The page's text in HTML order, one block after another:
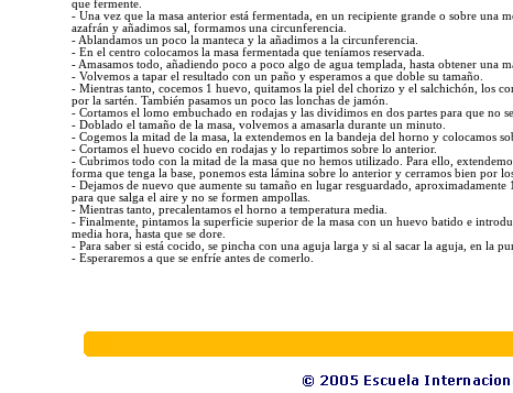
que fermente.
- Una vez que la masa anterior está fermentada, en un recipiente grande o sobre una
azafrán y añadimos sal, formamos una circunferencia.
- Ablandamos un poco la manteca y la añadimos a la circunferencia.
- En el centro colocamos la masa fermentada que teníamos reservada.
- Amasamos todo, añadiendo poco a poco algo de agua templada, hasta obtener una
- Volvemos a tapar el resultado con un paño y esperamos a que doble su tamaño.
- Mientras tanto, cocemos 1 huevo, quitamos la piel del chorizo y el salchichón, los
por la sartén. También pasamos un poco las lonchas de jamón.
- Cortamos el lomo embuchado en rodajas y las dividimos en dos partes para que no
- Doblado el tamaño de la masa, volvemos a amasarla durante un minuto.
- Cogemos la mitad de la masa, la extendemos en la bandeja del horno y colocamos
- Cortamos el huevo cocido en rodajas y lo repartimos sobre lo anterior.
- Cubrimos todo con la mitad de la masa que no hemos utilizado. Para ello,
forma que tenga la base, ponemos esta lámina sobre lo anterior y cerramos bien por
- Dejamos de nuevo que aumente su tamaño en lugar resguardado,
para que salga el aire y no se formen ampollas.
- Mientras tanto, precalentamos el horno a temperatura media.
- Finalmente, pintamos la superficie superior de la masa con un huevo batido e
media hora, hasta que se dore.
- Para saber si está cocido, se pincha con una aguja larga y si al sacar la aguja, en la
- Esperaremos a que se enfríe antes de comerlo.